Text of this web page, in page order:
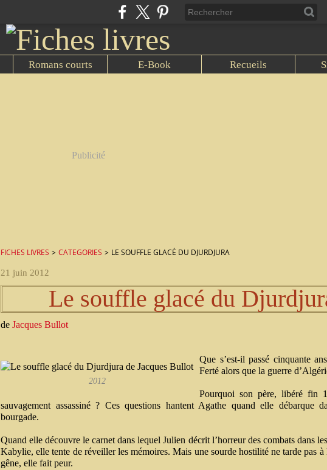
Romans courts E-Book Recueils
Publicité
FICHES LIVRES > CATEGORIES > LE SOUFFLE GLACÉ DU DJURDJURA
21 juin 2012
Le souffle glacé du
de Jacques Bullot
2012
Que s’est-il passé cinquante
Ferté alors que la guerre
Pourquoi son père, libéré fin
sauvagement assassiné ? Ces questions hantent Agathe quand elle débarque
bourgade.
Quand elle découvre le carnet dans lequel Julien décrit l’horreur des combats dans
Kabylie, elle tente de réveiller les mémoires. Mais une sourde hostilité ne tarde pas à
gêne, elle fait peur.